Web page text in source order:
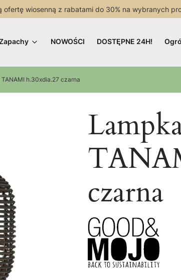
ofertę wiosenną z rabatami do 30% na wybranych
NOWOŚCI DOSTĘPNE 24H!
TANAMI h.30xdia.27 czarna
czarna